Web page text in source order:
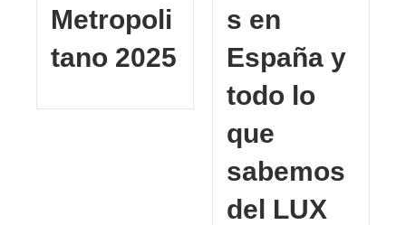
Metropoli
tano 2025
s en
España y
todo lo
que
sabemos
del LUX